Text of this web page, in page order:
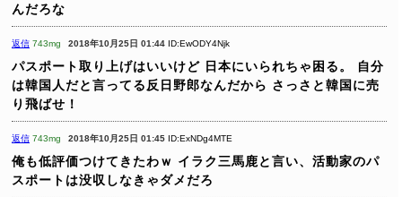
んだろな
返信 743mg 2018年10月25日 01:44 ID:EwODY4Njk
パスポート取り上げはいいけど 日本にいられちゃ困る。
自分
は韓国人だと言ってる反日野郎なんだから さっさと韓国に売
り飛ばせ！
返信 743mg 2018年10月25日 01:45 ID:ExNDg4MTE
俺も低評価つけてきたわｗ イラク三馬鹿と言い、活動家のパ
スポートは没収しなきゃダメだろ